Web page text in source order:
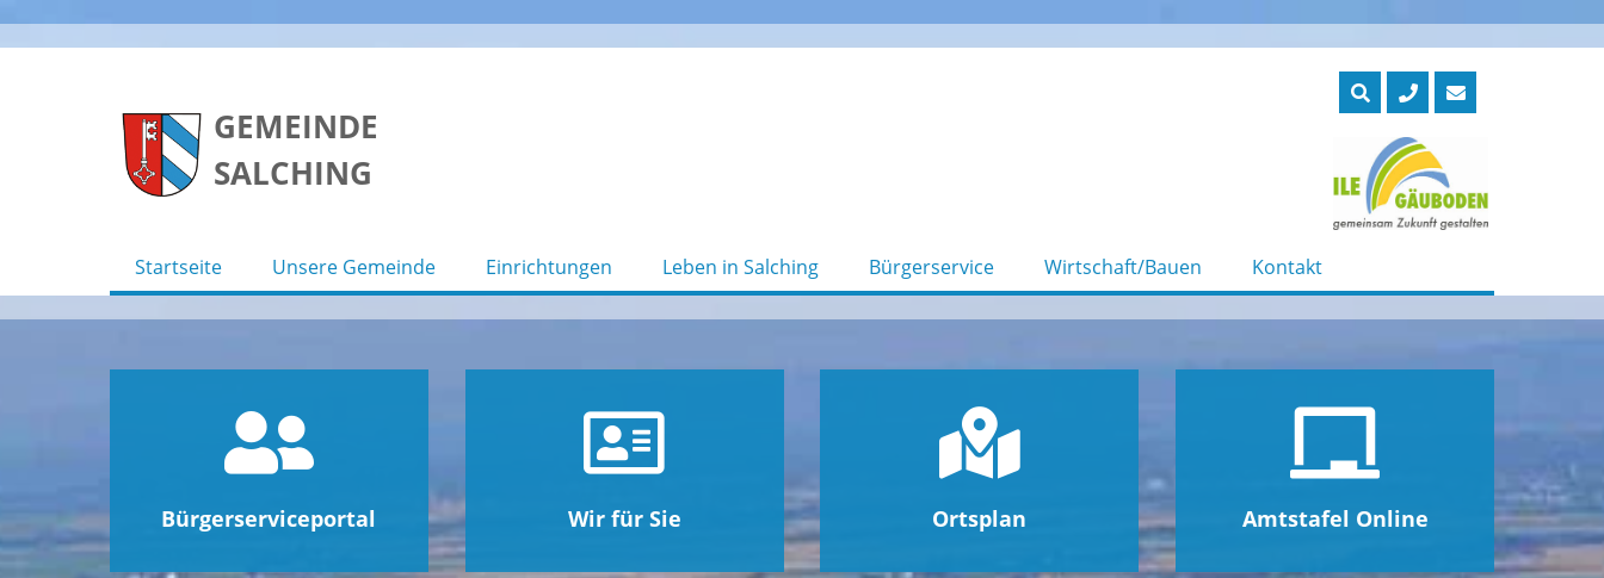
GEMEINDE
SALCHING
Startseite Unsere Gemeinde Einrichtungen Leben in Salching Bürgerservice Wirtschaft/Bauen Kontakt
Bürgerserviceportal Wir für Sie Ortsplan Amtstafel Online